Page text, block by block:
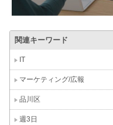
関連キーワード
IT
マーケティング/広報
品川区
週3日